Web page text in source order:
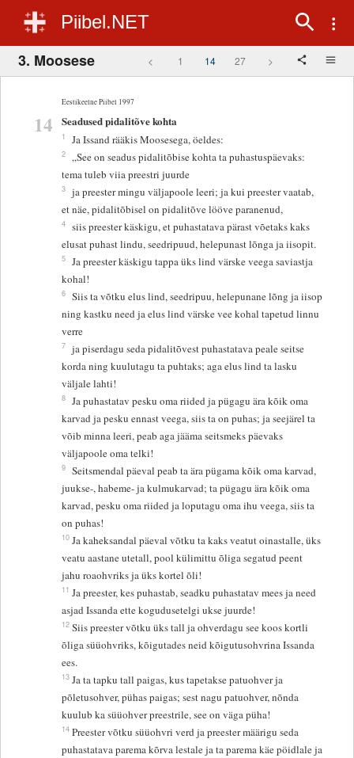
Piibel.NET
3. Moosese < 1 14 27 >
Eestikeelne Piibel 1997
14 Seadused pidalitõve kohta
1 Ja Issand rääkis Moosesega, öeldes:
2 „See on seadus pidalitõbise kohta ta puhastuspäevaks:
tema tuleb viia preestri juurde
3 ja preester mingu väljapoole leeri; ja kui preester vaatab,
et näe, pidalitõbisel on pidalitõve lööve paranenud,
4 siis preester käskigu, et puhastatava pärast võetaks kaks
elusat puhast lindu, seedripuud, helepunast lõnga ja iisopit.
5 Ja preester käskigu tappa üks lind värske veega saviastja
kohal!
6 Siis ta võtku elus lind, seedripuu, helepunane lõng ja iisop
ning kastku need ja elus lind värske vee kohal tapetud linnu
verre
7 ja piserdagu seda pidalitõvest puhastatava peale seitse
korda ning kuulutagu ta puhtaks; aga elus lind ta lasku
väljale lahti!
8 Ja puhastatav pesku oma riided ja pügagu ära kõik oma
karvad ja pesku ennast veega, siis ta on puhas; ja seejärel ta
võib minna leeri, peab aga jääma seitsmeks päevaks
väljapoole oma telki!
9 Seitsmendal päeval peab ta ära pügama kõik oma karvad,
juukse-, habeme- ja kulmukarvad; ta pügagu ära kõik oma
karvad, pesku oma riided ja loputagu oma ihu veega, siis ta
on puhas!
10 Ja kaheksandal päeval võtku ta kaks veatut oinastalle, üks
veatu aastane utetall, pool külimittu õliga segatud peent
jahu roaohvriks ja üks kortel õli!
11 Ja preester, kes puhastab, seadku puhastatav mees ja need
asjad Issanda ette kogudusetelgi ukse juurde!
12 Siis preester võtku üks tall ja ohverdagu see koos kortli
õliga süüohvriks, kõigutades neid kõigutusohvrina Issanda
ees.
13 Ja ta tapku tall paigas, kus tapetakse patuohver ja
põletusohver, pühas paigas; sest nagu patuohver, nõnda
kuulub ka süüohver preestrile, see on väga püha!
14 Preester võtku süüohvri verd ja preester määrigu seda
puhastatava parema kõrva lestale ja ta parema käe pöidlale ja